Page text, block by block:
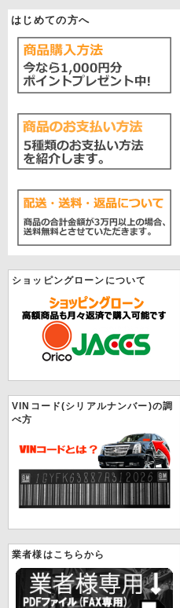
はじめての方へ
ショッピングローンについて
VINコード(シリアルナンバー)の調
べ方
業者様はこちらから